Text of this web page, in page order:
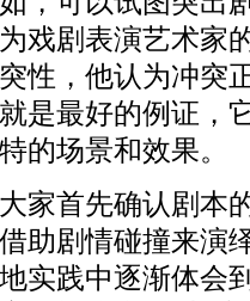
戏剧表演艺术家
性，他认为冲突
是最好的例证，
的场景和效果。
首先确认剧本
助剧情碰撞来演
实践中逐渐体会